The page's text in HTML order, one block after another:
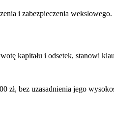
i zabezpieczenia
kapitału i odsetek, stanowi
zł, bez uzasadnienia jego